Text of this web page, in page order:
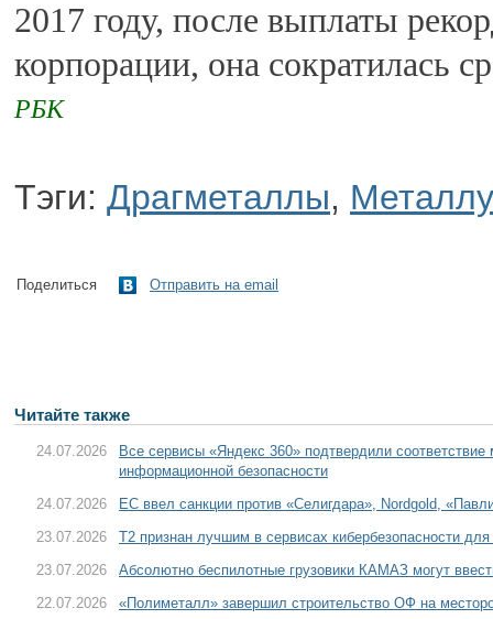
2017 году, после выплаты
корпорации, она сократилась
РБК
Тэги: Драгметаллы,
Поделиться Отправить на email
Читайте также
24.07.2026
Все сервисы «Яндекс 360» подтвердили
информационной безопасности
24.07.2026
ЕС ввел санкции против «Селигдара», Nordgold,
23.07.2026
T2 признан лучшим в сервисах кибербезопасности
23.07.2026
Абсолютно беспилотные грузовики КАМАЗ могут
22.07.2026
«Полиметалл» завершил строительство ОФ на